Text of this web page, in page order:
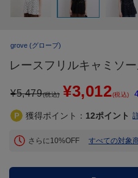
grove (グローブ)
レースフリルキャミソ
¥5,479(税込) ¥3,012(税込)
獲得ポイント： 12ポイント
さらに10%OFF すべての対象